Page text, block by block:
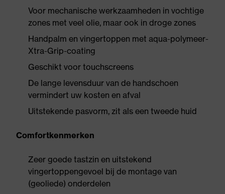
Voor mechanische werkzaamheden in vochtige
zones met veel olie, maar ook in droge zones
Handpalm en vingertoppen met aqua-polymeer-
Xtra-Grip-coating
Geschikt voor touchscreens
De lange levensduur van de handschoen
vermindert uw kosten en afval
Uitstekende pasvorm, zit als een tweede huid
Comfortkenmerken
Zeer goede tastzin en uitstekend
vingertoppengevoel bij de montage van
(geoliede) onderdelen